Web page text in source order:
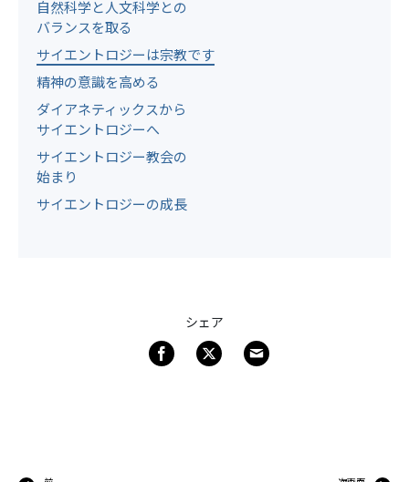
自然科学と人文科学との
バランスを取る
サイエントロジーは宗教です
精神の意識を高める
ダイアネティックスから
サイエントロジーへ
サイエントロジー教会の
始まり
サイエントロジーの成長
シェア